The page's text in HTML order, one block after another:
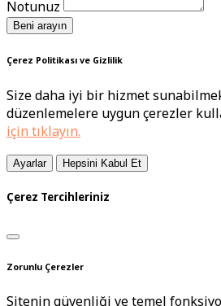
Notunuz
Beni arayın
Çerez Politikası ve Gizlilik
Size daha iyi bir hizmet
düzenlemelere uygun çerezler
için tıklayın.
Ayarlar Hepsini Kabul Et
Çerez Tercihleriniz
Zorunlu Çerezler
Sitenin güvenliği ve temel